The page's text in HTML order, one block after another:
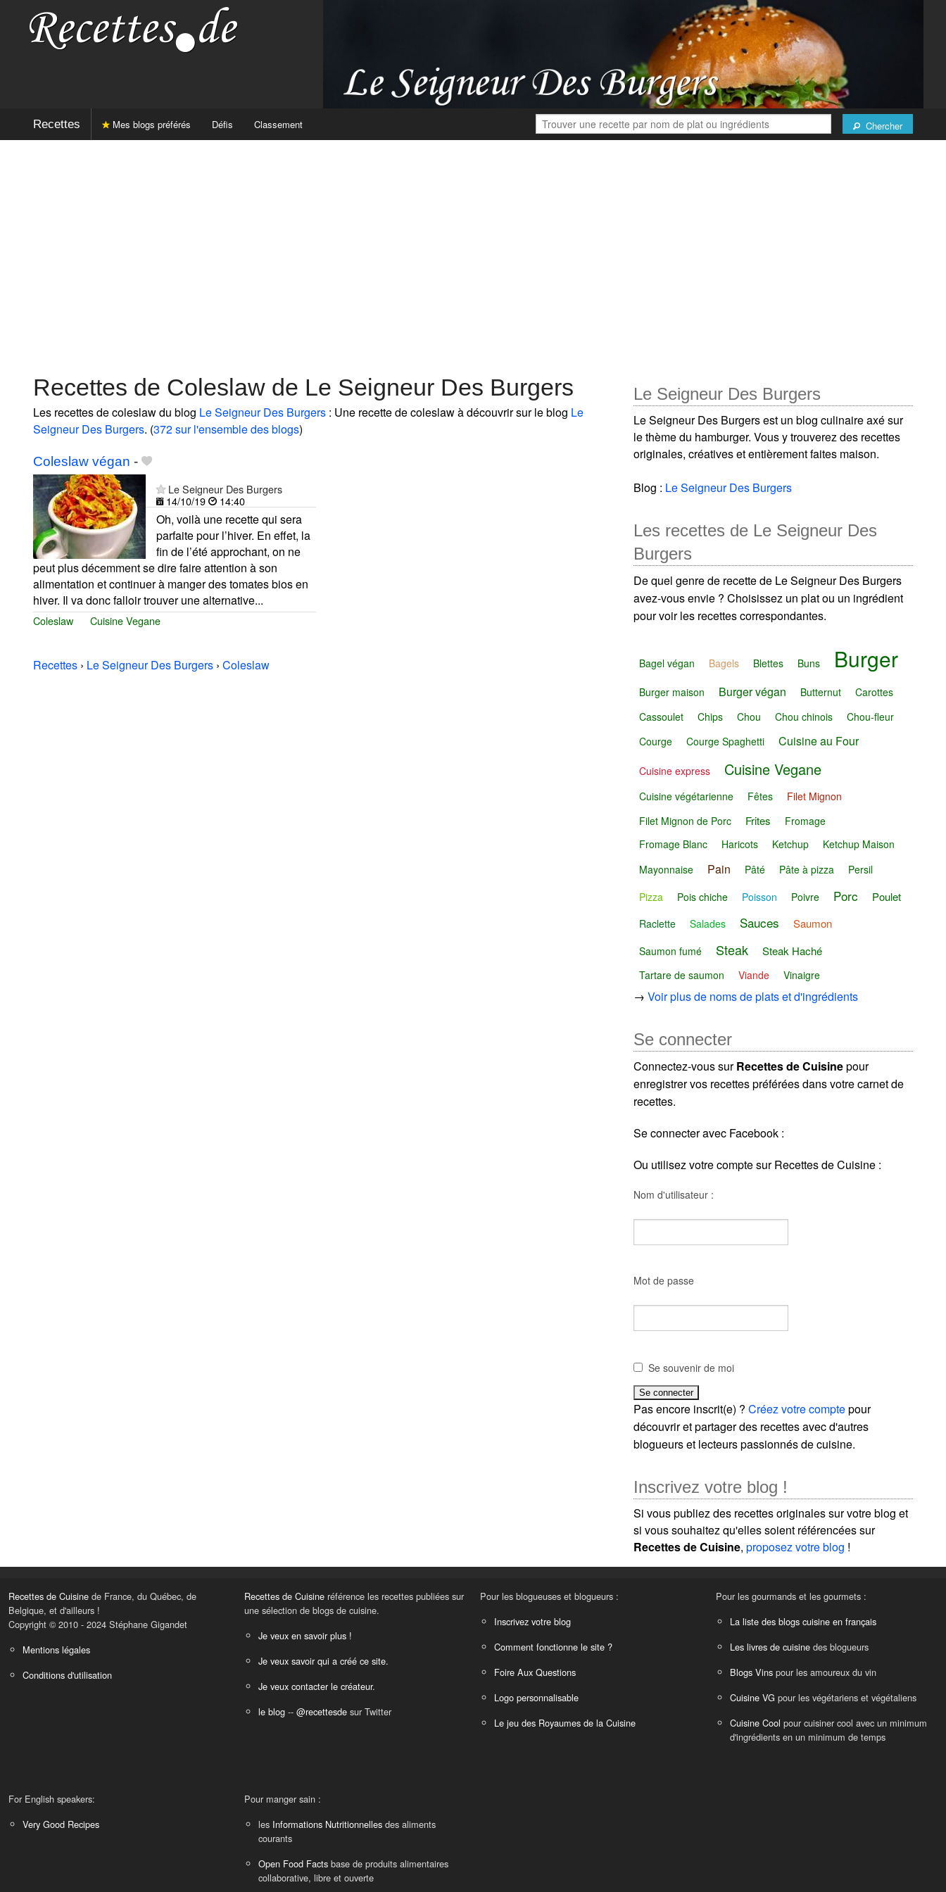
Recettes Chercher
Mes blogs préférés Défis Classement
Recettes de Coleslaw de Le Seigneur Des Burgers
Les recettes de coleslaw du blog Le Seigneur Des Burgers : Une recette de coleslaw à découvrir sur le blog Le
Seigneur Des Burgers. (372 sur l'ensemble des blogs)
Coleslaw végan -
Le Seigneur Des Burgers
14/10/19
14:40
Oh, voilà une recette qui sera
parfaite pour l’hiver. En effet, la
fin de l’été approchant, on ne
peut plus décemment se dire faire attention à son
alimentation et continuer à manger des tomates bios en
hiver. Il va donc falloir trouver une alternative...
Coleslaw Cuisine Vegane
Recettes › Le Seigneur Des Burgers › Coleslaw
Le Seigneur Des Burgers
Le Seigneur Des Burgers est un blog culinaire axé sur
le thème du hamburger. Vous y trouverez des recettes
originales, créatives et entièrement faites maison.
Blog : Le Seigneur Des Burgers
Les recettes de Le Seigneur Des
Burgers
De quel genre de recette de Le Seigneur Des Burgers
avez-vous envie ? Choisissez un plat ou un ingrédient
pour voir les recettes correspondantes.
Bagel végan Bagels Blettes Buns Burger
Burger maison Burger végan Butternut
Carottes
Cassoulet
Chips Chou Chou chinois
Chou-fleur
Courge
Courge Spaghetti Cuisine au Four
Cuisine express Cuisine Vegane
Cuisine végétarienne Fêtes
Filet Mignon
Filet Mignon de Porc
Frites
Fromage
Fromage Blanc
Haricots Ketchup
Ketchup Maison
Mayonnaise
Pain Pâté Pâte à pizza
Persil
Pizza
Pois chiche Poisson Poivre Porc Poulet
Raclette Salades Sauces Saumon
Saumon fumé Steak Steak Haché
Tartare de saumon Viande Vinaigre
→Voir plus de noms de plats et d'ingrédients
Se connecter
Connectez-vous surRecettes de Cuisinepour
enregistrer vos recettes préférées dans votre carnet de
recettes.
Se connecter avec Facebook :
Ou utilisez votre compte sur Recettes de Cuisine :
Nom d'utilisateur :
Mot de passe
Se souvenir de moi
Pas encore inscrit(e) ?Créez votre comptepour
découvrir et partager des recettes avec d'autres
blogueurs et lecteurs passionnés de cuisine.
Inscrivez votre blog !
Si vous publiez des recettes originales sur votre blog et
si vous souhaitez qu'elles soient référencées sur
Recettes de Cuisine,proposez votre blog !
Recettes de Cuisine de France, du Québec, de
Belgique, et d'ailleurs !
Copyright © 2010 - 2024 Stéphane Gigandet
Mentions légales
Conditions d'utilisation
Recettes de Cuisine référence les recettes publiées sur
une sélection de blogs de cuisine.
Je veux en savoir plus !
Je veux savoir qui a créé ce site.
Je veux contacter le créateur.
le blog -- @recettesde sur Twitter
Pour les blogueuses et blogueurs :
Inscrivez votre blog
Comment fonctionne le site ?
Foire Aux Questions
Logo personnalisable
Le jeu des Royaumes de la Cuisine
Pour les gourmands et les gourmets :
La liste des blogs cuisine en français
Les livres de cuisine des blogueurs
Blogs Vins pour les amoureux du vin
Cuisine VG pour les végétariens et végétaliens
Cuisine Cool pour cuisiner cool avec un minimum
d'ingrédients en un minimum de temps
For English speakers:
Very Good Recipes
Pour manger sain :
les Informations Nutritionnelles des aliments
courants
Open Food Facts base de produits alimentaires
collaborative, libre et ouverte